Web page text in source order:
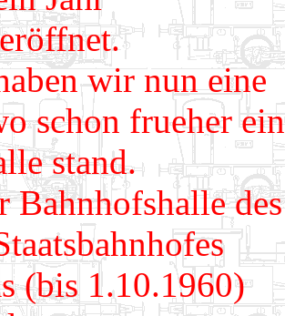
wir nun eine
schon frueher
stand.
Bahnhofshalle des
(bis 1.10.1960)